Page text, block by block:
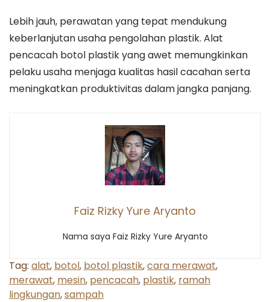
Lebih jauh, perawatan yang tepat mendukung
keberlanjutan usaha pengolahan plastik. Alat
pencacah botol plastik yang awet memungkinkan
pelaku usaha menjaga kualitas hasil cacahan serta
meningkatkan produktivitas dalam jangka panjang.
Faiz Rizky Yure Aryanto
Nama saya Faiz Rizky Yure Aryanto
Tag: alat, botol, botol plastik,cara merawat,
merawat, mesin, pencacah, plastik, ramah
lingkungan,sampah